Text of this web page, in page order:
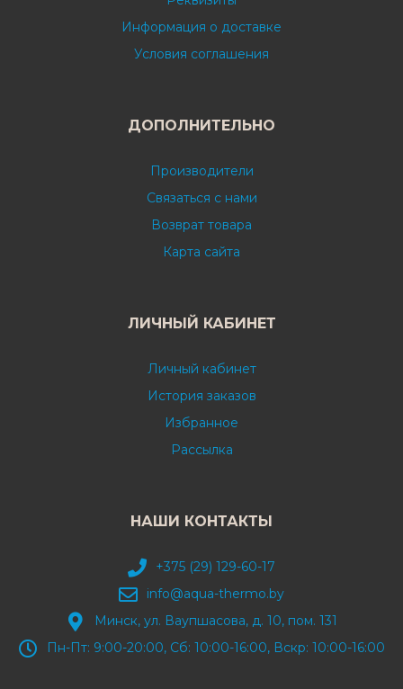
Информация о доставке
Условия соглашения
ДОПОЛНИТЕЛЬНО
Производители
Связаться с нами
Возврат товара
Карта сайта
ЛИЧНЫЙ КАБИНЕТ
Личный кабинет
История заказов
Избранное
Рассылка
НАШИ КОНТАКТЫ
+375 (29) 129-60-17
info@aqua-thermo.by
Минск, ул. Ваупшасова, д. 10, пом. 131
Пн-Пт: 9:00-20:00, Сб: 10:00-16:00, Вскр: 10:00-16:00